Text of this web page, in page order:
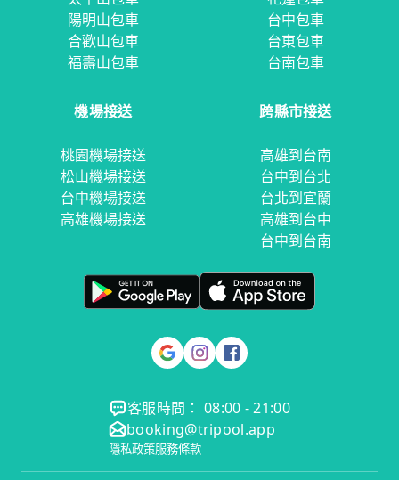
陽明山包車
合歡山包車
福壽山包車
台中包車
台東包車
台南包車
機場接送
桃園機場接送
松山機場接送
台中機場接送
高雄機場接送
跨縣市接送
高雄到台南
台中到台北
台北到宜蘭
高雄到台中
台中到台南
客服時間： 08:00 - 21:00
booking@tripool.app
隱私政策服務條款